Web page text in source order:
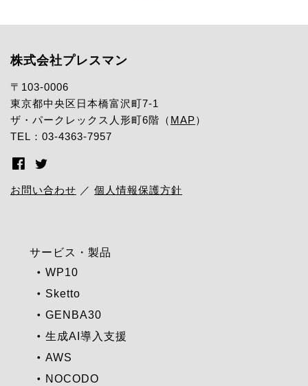
株式会社プレスマン
〒103-0006
東京都中央区日本橋富沢町7-1
ザ・パークレックス人形町6階（ MAP）
TEL：03-4363-7957
お問い合わせ ／ 個人情報保護方針
サービス・製品
WP10
Sketto
GENBA30
生成AI導入支援
AWS
NOCODO